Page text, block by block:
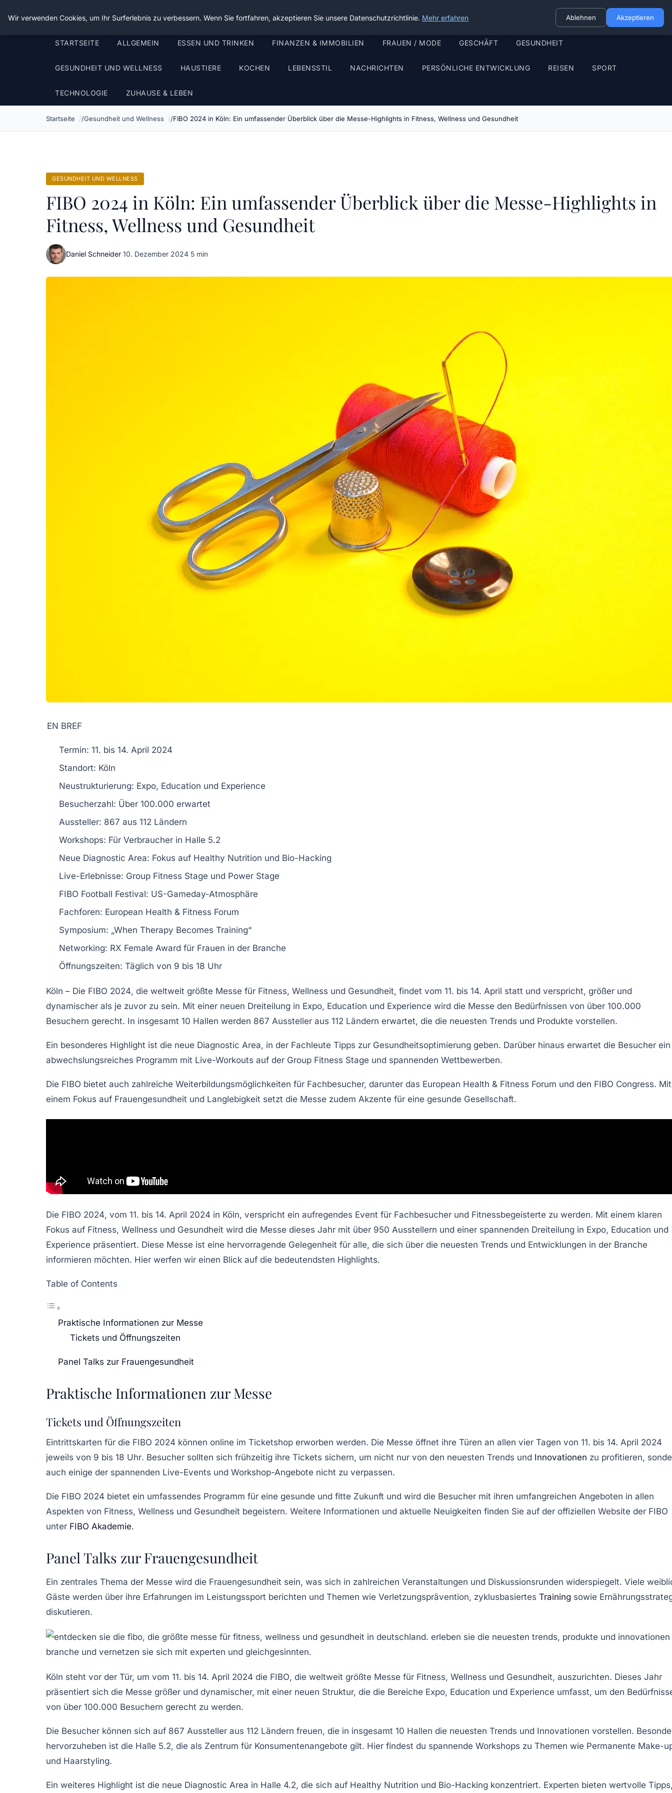
Die Schnitter
STARTSEITE ALLGEMEIN ESSEN UND TRINKEN FINANZEN & IMMOBILIEN FRAUEN / MODE GESCHÄFT GESUNDHEIT
GESUNDHEIT UND WELLNESS HAUSTIERE KOCHEN LEBENSSTIL NACHRICHTEN PERSÖNLICHE ENTWICKLUNG REISEN SPORT
TECHNOLOGIE ZUHAUSE & LEBEN
Startseite Gesundheit und Wellness FIBO 2024 in Köln: Ein umfassender Überblick über die Messe-Highlights in Fitness, Wellness und Gesundheit
GESUNDHEIT UND WELLNESS
FIBO 2024 in Köln: Ein umfassender Überblick über die Messe-Highlights in
Fitness, Wellness und Gesundheit
Daniel Schneider·10. Dezember 2024·5 min
EN BREF
Termin: 11. bis 14. April 2024
Standort: Köln
Neustrukturierung: Expo, Education und Experience
Besucherzahl: Über 100.000 erwartet
Aussteller: 867 aus 112 Ländern
Workshops: Für Verbraucher in Halle 5.2
Neue Diagnostic Area: Fokus auf Healthy Nutrition und Bio-Hacking
Live-Erlebnisse: Group Fitness Stage und Power Stage
FIBO Football Festival: US-Gameday-Atmosphäre
Fachforen: European Health & Fitness Forum
Symposium: „When Therapy Becomes Training“
Networking: RX Female Award für Frauen in der Branche
Öffnungszeiten: Täglich von 9 bis 18 Uhr
Köln – Die FIBO 2024, die weltweit größte Messe für Fitness, Wellness und Gesundheit, findet vom 11. bis 14. April statt und verspricht, größer und
dynamischer als je zuvor zu sein. Mit einer neuen Dreiteilung in Expo, Education und Experience wird die Messe den Bedürfnissen von über 100.000
Besuchern gerecht. In insgesamt 10 Hallen werden 867 Aussteller aus 112 Ländern erwartet, die die neuesten Trends und Produkte vorstellen.
Ein besonderes Highlight ist die neue Diagnostic Area, in der Fachleute Tipps zur Gesundheitsoptimierung geben. Darüber hinaus erwartet die Besucher ein
abwechslungsreiches Programm mit Live-Workouts auf der Group Fitness Stage und spannenden Wettbewerben.
Die FIBO bietet auch zahlreiche Weiterbildungsmöglichkeiten für Fachbesucher, darunter das European Health & Fitness Forum und den FIBO Congress. Mit
einem Fokus auf Frauengesundheit und Langlebigkeit setzt die Messe zudem Akzente für eine gesunde Gesellschaft.
Die FIBO 2024, vom 11. bis 14. April 2024 in Köln, verspricht ein aufregendes Event für Fachbesucher und Fitnessbegeisterte zu werden. Mit einem klaren
Fokus auf Fitness, Wellness und Gesundheit wird die Messe dieses Jahr mit über 950 Ausstellern und einer spannenden Dreiteilung in Expo, Education und
Experience präsentiert. Diese Messe ist eine hervorragende Gelegenheit für alle, die sich über die neuesten Trends und Entwicklungen in der Branche
informieren möchten. Hier werfen wir einen Blick auf die bedeutendsten Highlights.
Table of Contents
Praktische Informationen zur Messe
Tickets und Öffnungszeiten
Panel Talks zur Frauengesundheit
Praktische Informationen zur Messe
Tickets und Öffnungszeiten
Eintrittskarten für die FIBO 2024 können online im Ticketshop erworben werden. Die Messe öffnet ihre Türen an allen vier Tagen von 11. bis 14. April 2024
jeweils von 9 bis 18 Uhr. Besucher sollten sich frühzeitig ihre Tickets sichern, um nicht nur von den neuesten Trends und Innovationen zu profitieren,
auch einige der spannenden Live-Events und Workshop-Angebote nicht zu verpassen.
Die FIBO 2024 bietet ein umfassendes Programm für eine gesunde und fitte Zukunft und wird die Besucher mit ihren umfangreichen Angeboten in allen
Aspekten von Fitness, Wellness und Gesundheit begeistern. Weitere Informationen und aktuelle Neuigkeiten finden Sie auf der offiziellen Website der FIBO
unter FIBO Akademie.
Panel Talks zur Frauengesundheit
Ein zentrales Thema der Messe wird die Frauengesundheit sein, was sich in zahlreichen Veranstaltungen und Diskussionsrunden widerspiegelt. Viele
Gäste werden über ihre Erfahrungen im Leistungssport berichten und Themen wie Verletzungsprävention, zyklusbasiertes Training sowie
diskutieren.
Köln steht vor der Tür, um vom 11. bis 14. April 2024 die FIBO, die weltweit größte Messe für Fitness, Wellness und Gesundheit, auszurichten. Dieses Jahr
präsentiert sich die Messe größer und dynamischer, mit einer neuen Struktur, die die Bereiche Expo, Education und Experience umfasst, um den
von über 100.000 Besuchern gerecht zu werden.
Die Besucher können sich auf 867 Aussteller aus 112 Ländern freuen, die in insgesamt 10 Hallen die neuesten Trends und Innovationen vorstellen.
hervorzuheben ist die Halle 5.2, die als Zentrum für Konsumentenangebote gilt. Hier findest du spannende Workshops zu Themen wie Permanente Make-
und Haarstyling.
Ein weiteres Highlight ist die neue Diagnostic Area in Halle 4.2, die sich auf Healthy Nutrition und Bio-Hacking konzentriert. Experten bieten wertvolle
Wir verwenden Cookies, um Ihr Surferlebnis zu verbessern. Wenn Sie fortfahren, akzeptieren Sie unsere Datenschutzrichtlinie. Mehr erfahren Ablehnen Akzeptieren